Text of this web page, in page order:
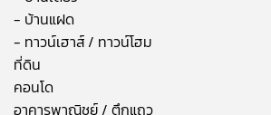
- บ้านแฝด
- ทาวน์เฮาส์ / ทาวน์โฮม
ที่ดิน
คอนโด
อาคารพาณิชย์ / ตึกแถว